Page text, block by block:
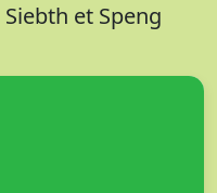
Siebth et Speng